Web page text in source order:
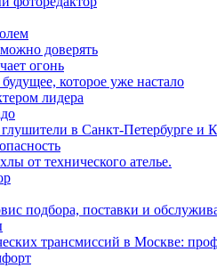
доверять
огонь
которое уже настало
лидера
в Санкт-Петербурге и
от технического ателье.
подбора, поставки и
трансмиссий в Москве: